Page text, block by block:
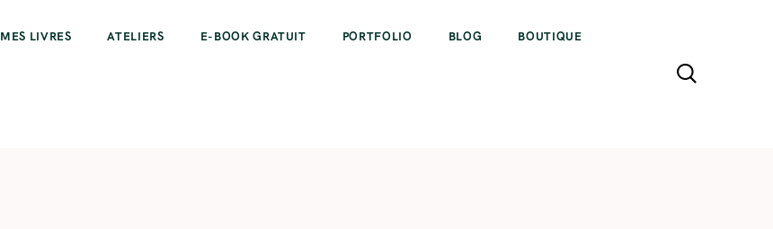
MES LIVRES ATELIERS E-BOOK GRATUIT PORTFOLIO BLOG BOUTIQUE